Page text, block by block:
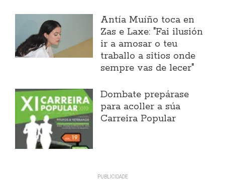
Antía Muíño toca en
Zas e Laxe: "Fai ilusión
ir a amosar o teu
traballo a sitios onde
sempre vas de lecer"
Dombate prepárase
para acoller a súa
Carreira Popular